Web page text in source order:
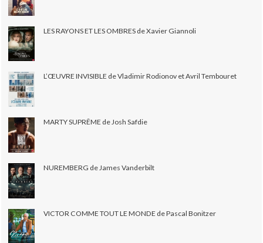
LES RAYONS ET LES OMBRES de Xavier Giannoli
L’ŒUVRE INVISIBLE de Vladimir Rodionov et Avril Tembouret
MARTY SUPRÊME de Josh Safdie
NUREMBERG de James Vanderbilt
VICTOR COMME TOUT LE MONDE de Pascal Bonitzer